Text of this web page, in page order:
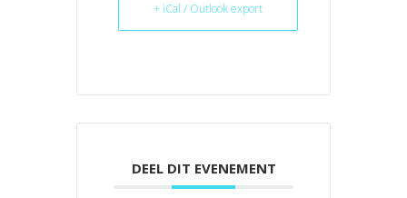
+ iCal / Outlook export
DEEL DIT EVENEMENT